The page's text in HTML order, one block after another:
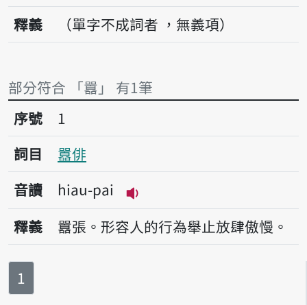
釋義
（單字不成詞者 ，無義項）
部分符合 「囂」 有1筆
序號1囂俳
序號
1
詞目
囂俳
音讀
hiau-pai
播放音讀hiau-pai
釋義 囂張。形容人的行為舉止放肆傲慢。
第
1